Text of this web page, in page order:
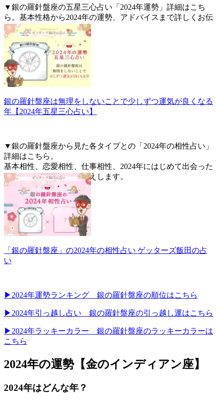
▼銀の羅針盤座の五星三心占い「2024年運勢」詳細はこち
ら。基本性格から2024年の運勢、アドバイスまで詳しくお伝
えします。
銀の羅針盤座は無理をしないことで少しずつ運気が良くなる
年【2024年五星三心占い】
▼銀の羅針盤座から見た各タイプとの「2024年の相性占い」
詳細はこちら。
基本相性、恋愛相性、仕事相性、2024年にはじめて出会った
人との相性を詳しくお伝えします。
「銀の羅針盤座」の2024年の相性占い ゲッターズ飯田の占
い
▶2024年運勢ランキング 銀の羅針盤座の順位はこちら
▶2024年引っ越し占い 銀の羅針盤座の引っ越し運はこちら
▶2024年ラッキーカラー 銀の羅針盤座のラッキーカラーは
こちら
2024年の運勢【金のインディアン座】
2024年はどんな年？